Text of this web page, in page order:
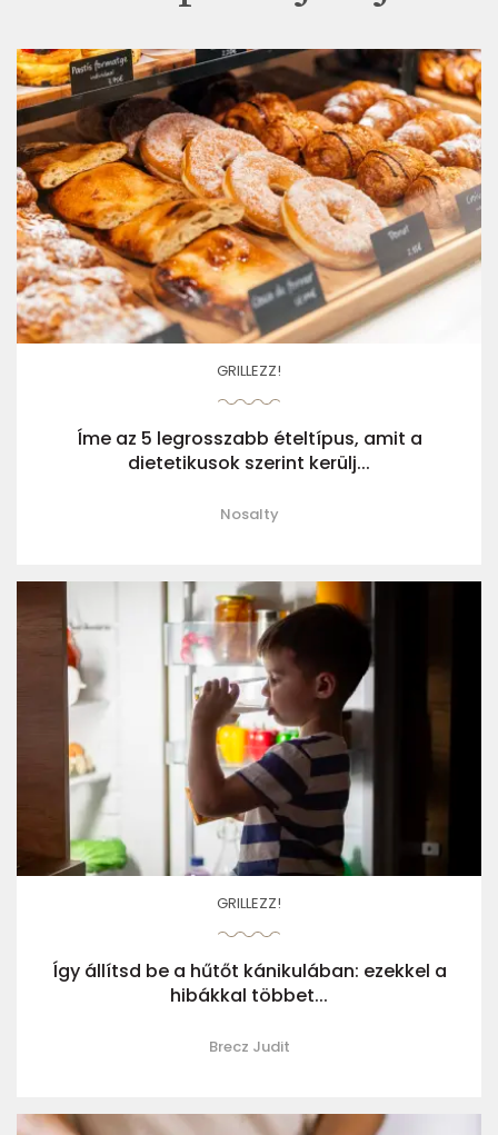
GRILLEZZ!
Íme az 5 legrosszabb ételtípus, amit a
dietetikusok szerint kerülj...
Nosalty
GRILLEZZ!
Így állítsd be a hűtőt kánikulában: ezekkel a
hibákkal többet...
Brecz Judit